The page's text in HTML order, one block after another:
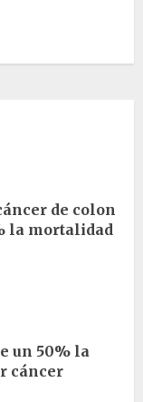
de colon
la mortalidad
un 50% la
cáncer